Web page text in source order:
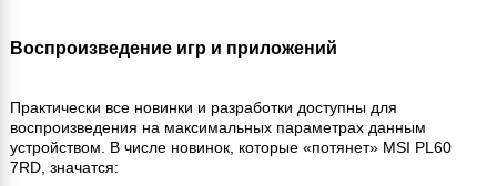
Воспроизведение игр и приложений
Практически все новинки и разработки доступны для
воспроизведения на максимальных параметрах данным
устройством. В числе новинок, которые «потянет» MSI PL60
7RD, значатся: